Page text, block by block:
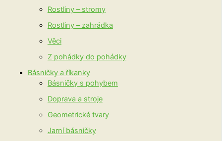
Rostliny – stromy
Rostliny – zahrádka
Věci
Z pohádky do pohádky
Básničky a říkanky
Básničky s pohybem
Doprava a stroje
Geometrické tvary
Jarní básničky